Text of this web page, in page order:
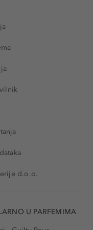
d.o.o.
U PARFEMIMA